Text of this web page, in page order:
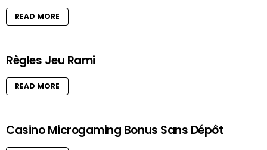
READ MORE
Règles Jeu Rami
READ MORE
Casino Microgaming Bonus Sans Dépôt